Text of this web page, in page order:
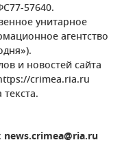
57640.
унитарное
агентство
и новостей сайта
crimea.ria.ru
news.crimea@ria.ru